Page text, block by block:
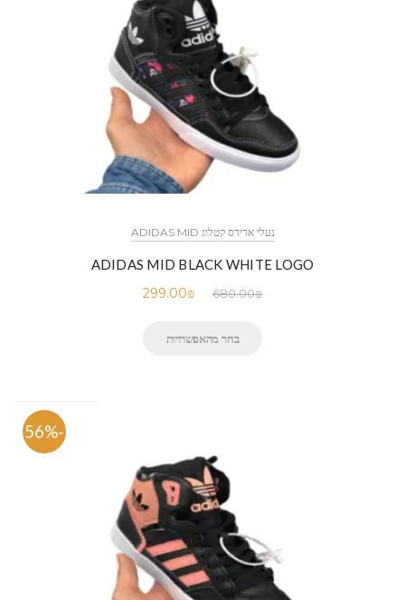
נעלי אדידס קטלוג ADIDAS MID
ADIDAS MID BLACK WHITE LOGO
680.00₪
299.00₪
בחר מהאפשרויות
-56%